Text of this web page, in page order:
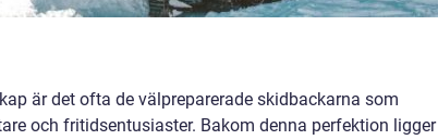
är det ofta de välpreparerade skidbackarna som
och fritidsentusiaster. Bakom denna perfektion ligger